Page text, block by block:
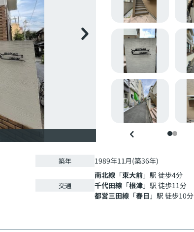
築年 1989年11月(築36年)
交通
南北線 「東大前」駅 徒歩4分
千代田線 「根津」駅 徒歩11分
都営三田線 「春日 」駅 徒歩10分